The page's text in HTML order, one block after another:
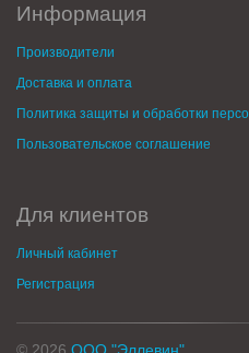
Информация
Производители
Доставка и оплата
Политика защиты и обработки
Пользовательское соглашение
Для клиентов
Личный кабинет
Регистрация